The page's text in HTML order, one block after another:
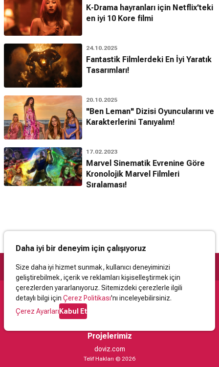
K-Drama hayranları için Netflix’teki
en iyi 10 Kore filmi
24.10.2025
Fantastik Filmlerdeki En İyi Yaratık
Tasarımları!
20.10.2025
"Ben Leman" Dizisi Oyuncularını ve
Karakterlerini Tanıyalım!
17.02.2023
Marvel Sinematik Evrenine Göre
Kronolojik Marvel Filmleri
Sıralaması!
Daha iyi bir deneyim için çalışıyoruz
Size daha iyi hizmet sunmak, kullanıcı deneyiminizi
geliştirebilmek, içerik ve reklamları kişiselleştirmek için
çerezlerden yararlanıyoruz. Sitemizdeki çerezlerle ilgili
detaylı bilgi için Çerez Politikası'nı inceleyebilirsiniz.
Çerez AyarlarıKabul Et
Destek
İletişimYardımKullanıcı Sözleşmesi
Projelerimiz
doviz.com
Telif Hakları © 2026